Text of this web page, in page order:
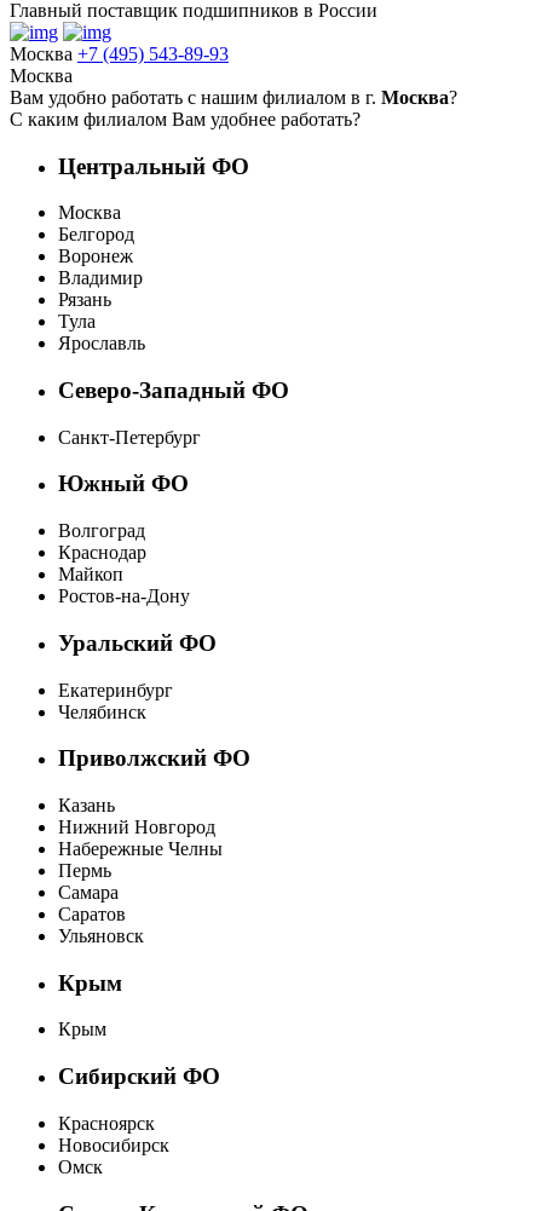
Главный поставщик подшипников в России
Москва +7 (495) 543-89-93
Москва
Вам удобно работать с нашим филиалом в г. Москва?
С каким филиалом Вам удобнее работать?
Центральный ФО
Москва
Белгород
Воронеж
Владимир
Рязань
Тула
Ярославль
Северо-Западный ФО
Санкт-Петербург
Южный ФО
Волгоград
Краснодар
Майкоп
Ростов-на-Дону
Уральский ФО
Екатеринбург
Челябинск
Приволжский ФО
Казань
Нижний Новгород
Набережные Челны
Пермь
Самара
Саратов
Ульяновск
Крым
Крым
Сибирский ФО
Красноярск
Новосибирск
Омск